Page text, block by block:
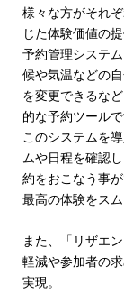
様々な方がそれ
じた体験価値の
予約管理システ
候や気温などの
を変更できるな
的な予約ツールで
このシステムを
ムや日程を確認
約をおこなう事
最高の体験をス
また、「リザエ
軽減や参加者の
実現。